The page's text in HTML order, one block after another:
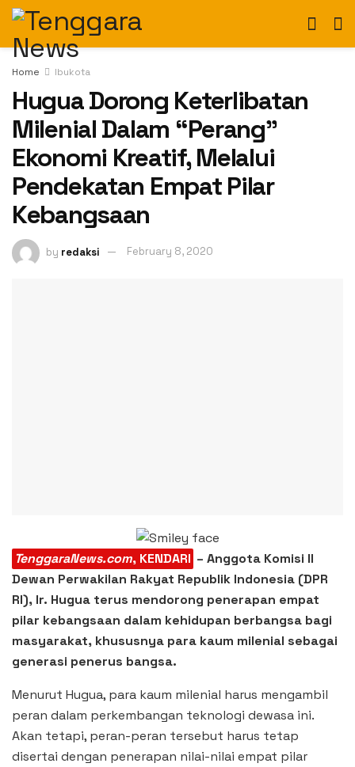
Home Ibukota
Hugua Dorong Keterlibatan
Milenial Dalam “Perang”
Ekonomi Kreatif, Melalui
Pendekatan Empat Pilar
Kebangsaan
by redaksi February 8, 2020
TenggaraNews.com, KENDARI – Anggota Komisi II
Dewan Perwakilan Rakyat Republik Indonesia (DPR
RI), Ir. Hugua terus mendorong penerapan empat
pilar kebangsaan dalam kehidupan berbangsa bagi
masyarakat, khususnya para kaum milenial sebagai
generasi penerus bangsa.
Menurut Hugua, para kaum milenial harus mengambil
peran dalam perkembangan teknologi dewasa ini.
Akan tetapi, peran-peran tersebut harus tetap
disertai dengan penerapan nilai-nilai empat pilar